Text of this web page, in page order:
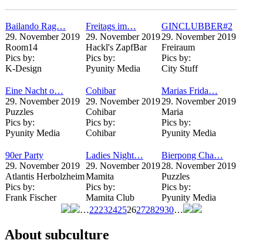
Bailando Rag…
29. November 2019
Room14
Pics by:
K-Design
Freitags im…
29. November 2019
Hackl's ZapfBar
Pics by:
Pyunity Media
GINCLUBBER#2
29. November 2019
Freiraum
Pics by:
City Stuff
Eine Nacht o…
29. November 2019
Puzzles
Pics by:
Pyunity Media
Cohibar
29. November 2019
Cohibar
Pics by:
Cohibar
Marias Frida…
29. November 2019
Maria
Pics by:
Pyunity Media
90er Party
29. November 2019
Atlantis Herbolzheim
Pics by:
Frank Fischer
Ladies Night…
29. November 2019
Mamita
Pics by:
Mamita Club
Bierpong Cha…
28. November 2019
Puzzles
Pics by:
Pyunity Media
…222324252627282930…
About subculture